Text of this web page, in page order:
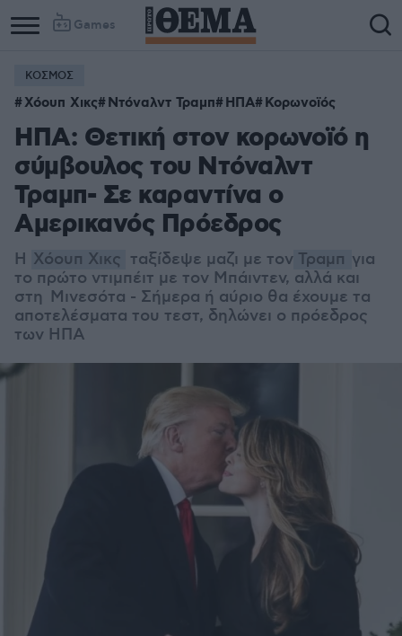
Games
ΚΟΣΜΟΣ
Χόουπ Χικς Ντόναλντ Τραμπ ΗΠΑ Κορωνοϊός
ΗΠΑ: Θετική στον κορωνοϊό η
σύμβουλος του Ντόναλντ
Τραμπ- Σε καραντίνα ο
Αμερικανός Πρόεδρος
Η Χόουπ Χικς ταξίδεψε μαζι με τον Τραμπ για
το πρώτο ντιμπέιτ με τον Μπάιντεν, αλλά και
στη Μινεσότα - Σήμερα ή αύριο θα έχουμε τα
αποτελέσματα του τεστ, δηλώνει ο πρόεδρος
των ΗΠΑ